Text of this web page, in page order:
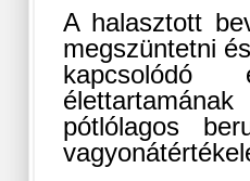
A halasztott
megszüntetni
kapcsolódó
pótlólagos